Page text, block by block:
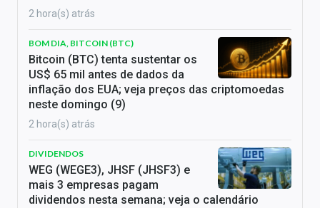
2 hora(s) atrás
BOM DIA, BITCOIN (BTC)
Bitcoin (BTC) tenta sustentar os
US$ 65 mil antes de dados da
inflação dos EUA; veja preços das criptomoedas
neste domingo (9)
2 hora(s) atrás
DIVIDENDOS
WEG (WEGE3), JHSF (JHSF3) e
mais 3 empresas pagam
dividendos nesta semana; veja o calendário